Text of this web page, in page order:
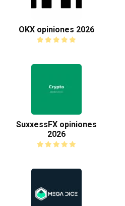
OKX opiniones 2026
SuxxessFX opiniones
2026